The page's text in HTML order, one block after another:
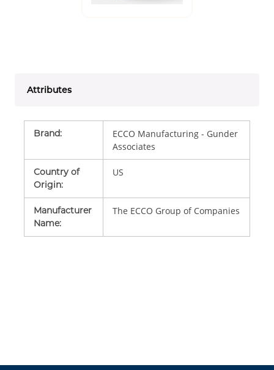
Attributes
Brand:
ECCO Manufacturing - Gunder
Associates
Country of
Origin:
US
Manufacturer
Name:
The ECCO Group of Companies